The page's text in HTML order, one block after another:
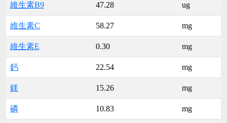
維生素B9 47.28 ug
維生素C 58.27 mg
維生素E 0.30 mg
鈣 22.54 mg
鎂 15.26 mg
磷 10.83 mg